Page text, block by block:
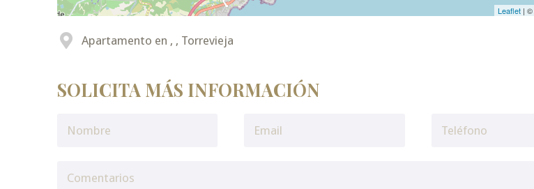
Leaflet | ©
Apartamento en , , Torrevieja
SOLICITA MÁS INFORMACIÓN